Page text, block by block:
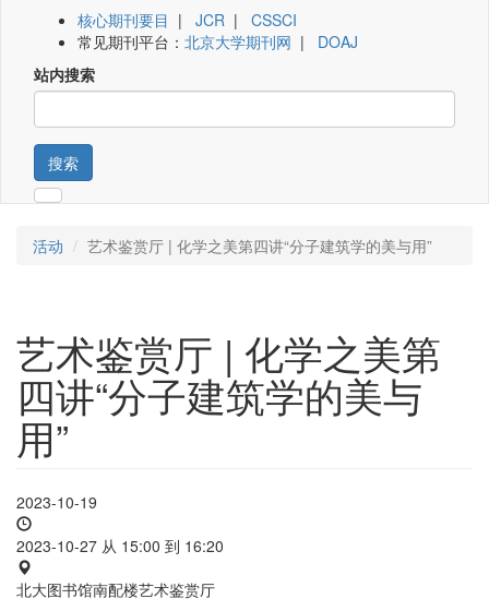
核心期刊要目 | JCR | CSSCI
常见期刊平台： 北京大学期刊网 | DOAJ
站内搜索
搜索
活动 艺术鉴赏厅 | 化学之美第四讲“分子建筑学的美与用”
艺术鉴赏厅 | 化学之美第
四讲“分子建筑学的美与
用”
2023-10-19
2023-10-27 从 15:00 到 16:20
北大图书馆南配楼艺术鉴赏厅